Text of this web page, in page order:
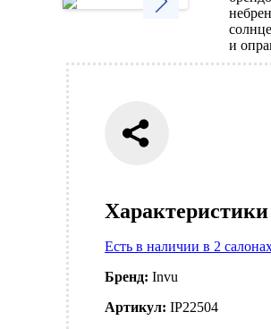
Характеристики
Есть в наличии в 2
Бренд: Invu
Артикул: IP22504
и